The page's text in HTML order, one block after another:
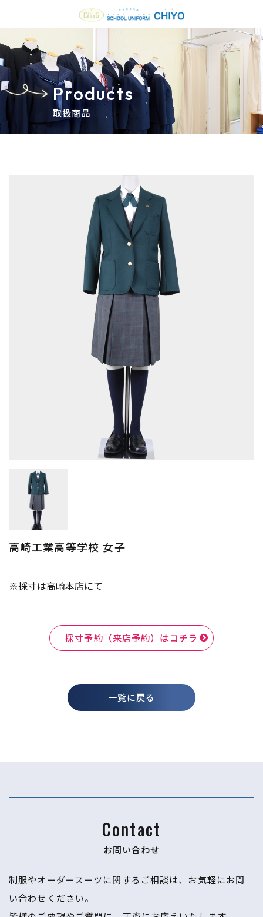
Products
取扱商品
高崎工業高等学校 女子
※採寸は高崎本店にて
採寸予約（来店予約）はコチラ
一覧に戻る
Contact
お問い合わせ
制服やオーダースーツに関するご相談は、お気軽にお問
い合わせください。